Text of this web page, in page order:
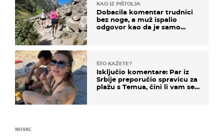
KAO IZ PIŠTOLJA
Dobacila komentar trudnici
bez noge, a muž ispalio
odgovor kao da je samo
ŠTO KAŽETE?
Isključio komentare: Par iz
Srbije preporučio spravicu za
plažu s Temua, čini li vam se
NOVAC